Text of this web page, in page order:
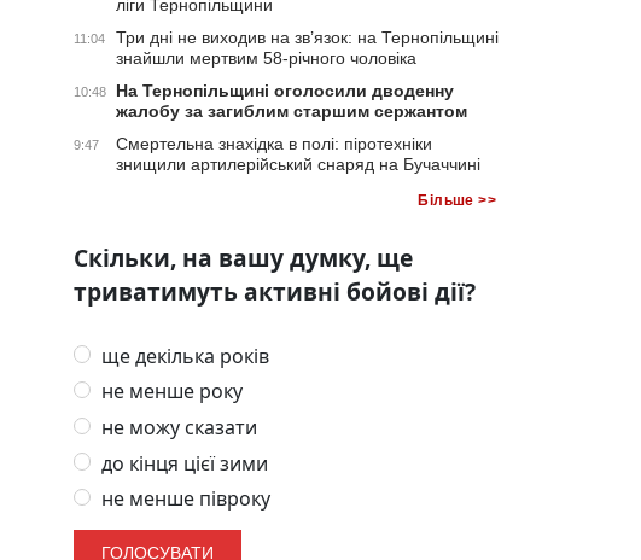
ліги Тернопільщини
11:04
Три дні не виходив на зв’язок: на Тернопільщині
знайшли мертвим 58-річного чоловіка
10:48
На Тернопільщині оголосили дводенну
жалобу за загиблим старшим сержантом
9:47
Смертельна знахідка в полі: піротехніки
знищили артилерійський снаряд на Бучаччині
Більше >>
Скільки, на вашу думку, ще
триватимуть активні бойові дії?
ще декілька років
не менше року
не можу сказати
до кінця цієї зими
не менше півроку